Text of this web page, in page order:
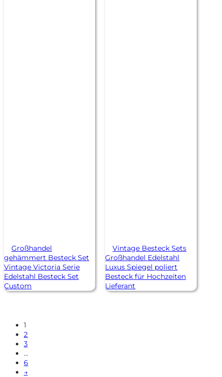
Großhandel
gehämmert Besteck Set
Vintage Victoria Serie
Edelstahl Besteck Set
Custom
Vintage Besteck Sets
Großhandel Edelstahl
Luxus Spiegel poliert
Besteck für Hochzeiten
Lieferant
1
2
3
...
6
→